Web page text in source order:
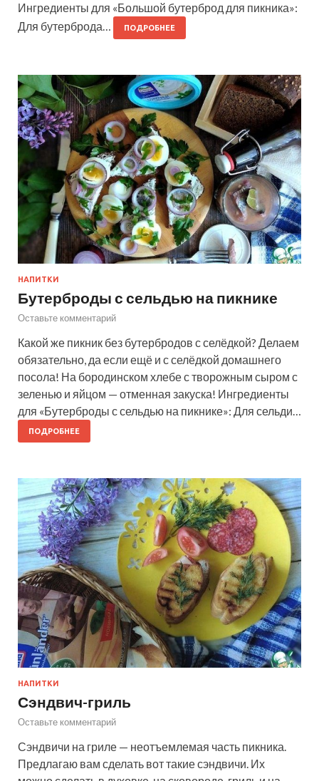
Ингредиенты для «Большой бутерброд для пикника»:
Для бутерброда…
ПОДРОБНЕЕ
НАПИТКИ
Бутерброды с сельдью на пикнике
Оставьте комментарий
Какой же пикник без бутербродов с селёдкой? Делаем
обязательно, да если ещё и с селёдкой домашнего
посола! На бородинском хлебе с творожным сыром с
зеленью и яйцом — отменная закуска! Ингредиенты
для «Бутерброды с сельдью на пикнике»: Для сельди…
ПОДРОБНЕЕ
НАПИТКИ
Сэндвич-гриль
Оставьте комментарий
Сэндвичи на гриле — неотъемлемая часть пикника.
Предлагаю вам сделать вот такие сэндвичи. Их